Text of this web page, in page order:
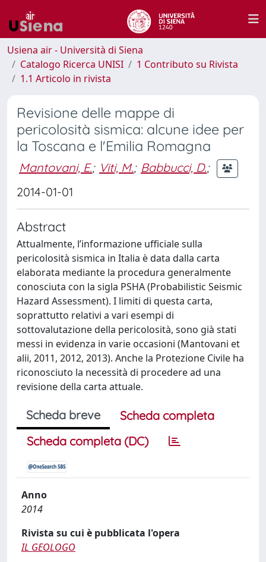
Usiena air - Università di Siena
Catalogo Ricerca UNISI
1 Contributo su Rivista
1.1 Articolo in rivista
Revisione delle mappe di
pericolosità sismica: alcune idee per
la Toscana e l'Emilia Romagna
Mantovani, E.; Viti, M.; Babbucci, D.;
2014-01-01
Abstract
Attualmente, l’informazione ufficiale sulla
pericolosità sismica in Italia è data dalla carta
elaborata mediante la procedura generalmente
conosciuta con la sigla PSHA (Probabilistic Seismic
Hazard Assessment). I limiti di questa carta,
soprattutto relativi a vari esempi di
sottovalutazione della pericolosità, sono già stati
messi in evidenza in varie occasioni (Mantovani et
alii, 2011, 2012, 2013). Anche la Protezione Civile ha
riconosciuto la necessità di procedere ad una
revisione della carta attuale.
Scheda breve
Scheda completa
Scheda completa (DC)
Anno
2014
Rivista su cui è pubblicata l'opera
IL GEOLOGO